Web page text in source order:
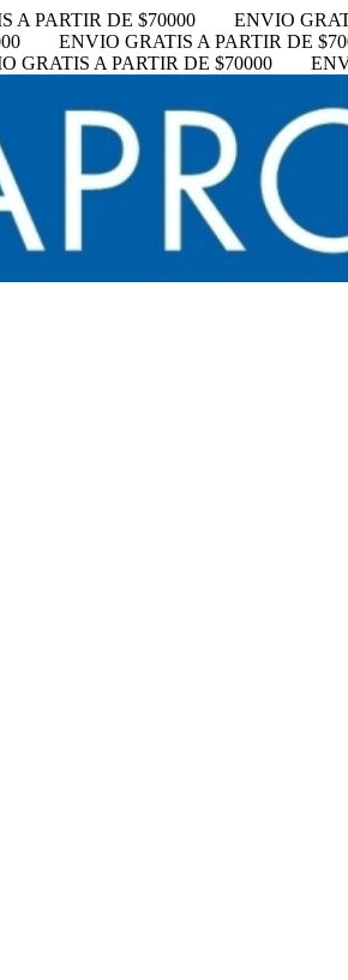
A PARTIR DE $70000 ENVIO
ENVIO GRATIS A PARTIR DE
GRATIS A PARTIR DE $70000